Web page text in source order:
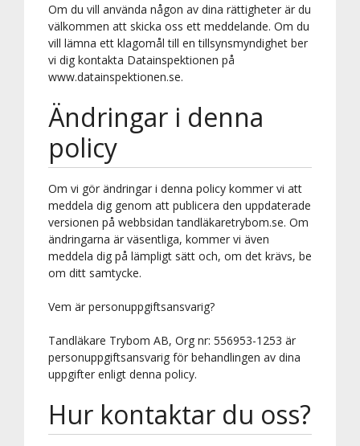
Om du vill använda någon av dina rättigheter är du
välkommen att skicka oss ett meddelande. Om du
vill lämna ett klagomål till en tillsynsmyndighet ber
vi dig kontakta Datainspektionen på
www.datainspektionen.se.
Ändringar i denna
policy
Om vi gör ändringar i denna policy kommer vi att
meddela dig genom att publicera den uppdaterade
versionen på webbsidan tandläkaretrybom.se. Om
ändringarna är väsentliga, kommer vi även
meddela dig på lämpligt sätt och, om det krävs, be
om ditt samtycke.
Vem är personuppgiftsansvarig?
Tandläkare Trybom AB, Org nr: 556953-1253 är
personuppgiftsansvarig för behandlingen av dina
uppgifter enligt denna policy.
Hur kontaktar du oss?